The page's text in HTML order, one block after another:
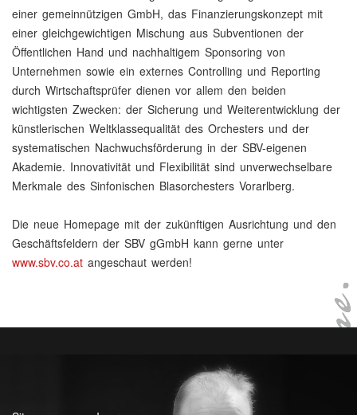
einer gemeinnützigen GmbH, das Finanzierungskonzept mit
einer gleichgewichtigen Mischung aus Subventionen der
Öffentlichen Hand und nachhaltigem Sponsoring von
Unternehmen sowie ein externes Controlling und Reporting
durch Wirtschaftsprüfer dienen vor allem den beiden
wichtigsten Zwecken: der Sicherung und Weiterentwicklung der
künstlerischen Weltklassequalität des Orchesters und der
systematischen Nachwuchsförderung in der SBV-eigenen
Akademie. Innovativität und Flexibilität sind unverwechselbare
Merkmale des Sinfonischen Blasorchesters Vorarlberg.
Die neue Homepage mit der zukünftigen Ausrichtung und den
Geschäftsfeldern der SBV gGmbH kann gerne unter
www.sbv.co.at angeschaut werden!